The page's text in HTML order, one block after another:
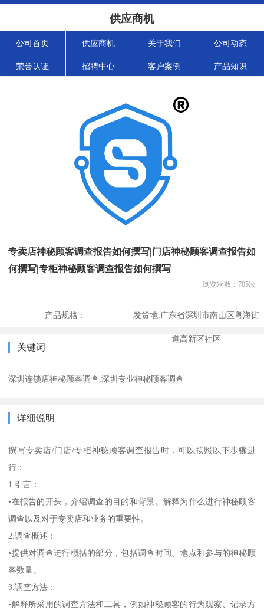
供应商机
公司首页 供应商机 关于我们 公司动态
荣誉认证 招聘中心 客户案例 产品知识
专卖店神秘顾客调查报告如何撰写|门店神秘顾客调查报告如
何撰写|专柜神秘顾客调查报告如何撰写
浏览次数： 705次
产品规格： 发货地:广东省深圳市南山区粤海街
道高新区社区
关键词
深圳连锁店神秘顾客调查,深圳专业神秘顾客调查
详细说明
撰写专卖店/门店/专柜神秘顾客调查报告时，可以按照以下步骤进
行：
1.引言：
•在报告的开头，介绍调查的目的和背景。解释为什么进行神秘顾客
调查以及对于专卖店和业务的重要性。
2.调查概述：
•提供对调查进行概括的部分，包括调查时间、地点和参与的神秘顾
客数量。
3.调查方法：
•解释所采用的调查方法和工具，例如神秘顾客的行为观察、记录方